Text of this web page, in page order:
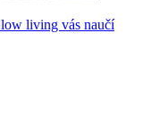
living vás naučí